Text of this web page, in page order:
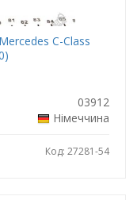
C-Class
03912
Німеччина
Код: 27281-54